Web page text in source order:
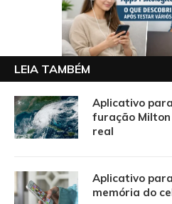
Apps
LEIA TAMBÉM
Aplicativo
furação
real
Aplicativo
memória do